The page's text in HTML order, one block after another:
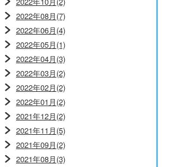
2022年08月(7)
2022年06月(4)
2022年05月(1)
2022年04月(3)
2022年03月(2)
2022年02月(2)
2022年01月(2)
2021年12月(2)
2021年11月(5)
2021年09月(2)
2021年08月(3)